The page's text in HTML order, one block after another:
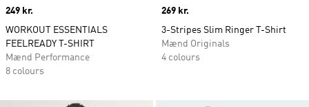
Price
249 kr.
WORKOUT ESSENTIALS
FEELREADY T-SHIRT
Mænd Performance
8 colours
Price
269 kr.
3-Stripes Slim Ringer T-Shirt
Mænd Originals
4 colours